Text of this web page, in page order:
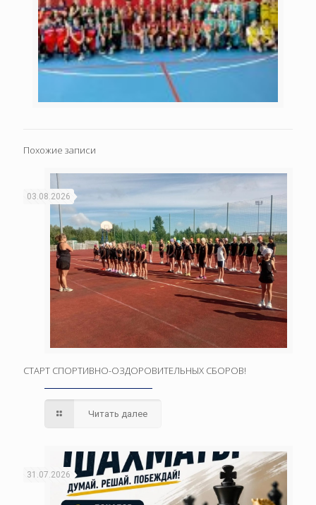
Похожие записи
03.08.2026
СТАРТ СПОРТИВНО-ОЗДОРОВИТЕЛЬНЫХ СБОРОВ!
Читать далее
31.07.2026